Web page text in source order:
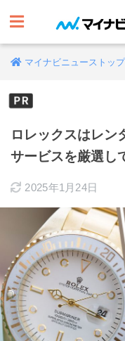
マイナビニューストップ
ロレックスはレン
サービスを厳選し
2025年1月24日